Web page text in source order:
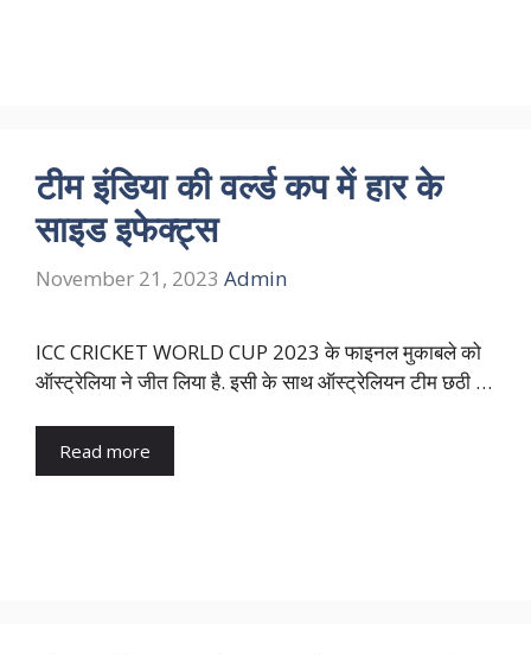
टीम इंडिया की वर्ल्ड कप में हार के
साइड इफेक्ट्स
November 21, 2023 Admin
ICC CRICKET WORLD CUP 2023 के फाइनल मुकाबले को
ऑस्ट्रेलिया ने जीत लिया है. इसी के साथ ऑस्ट्रेलियन टीम छठी …
Read more